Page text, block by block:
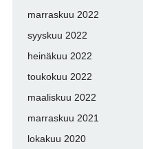
marraskuu 2022
syyskuu 2022
heinäkuu 2022
toukokuu 2022
maaliskuu 2022
marraskuu 2021
lokakuu 2020